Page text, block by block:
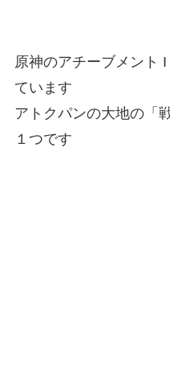
原神のアチーブメント
ています
アトクパンの大地の「
１つです